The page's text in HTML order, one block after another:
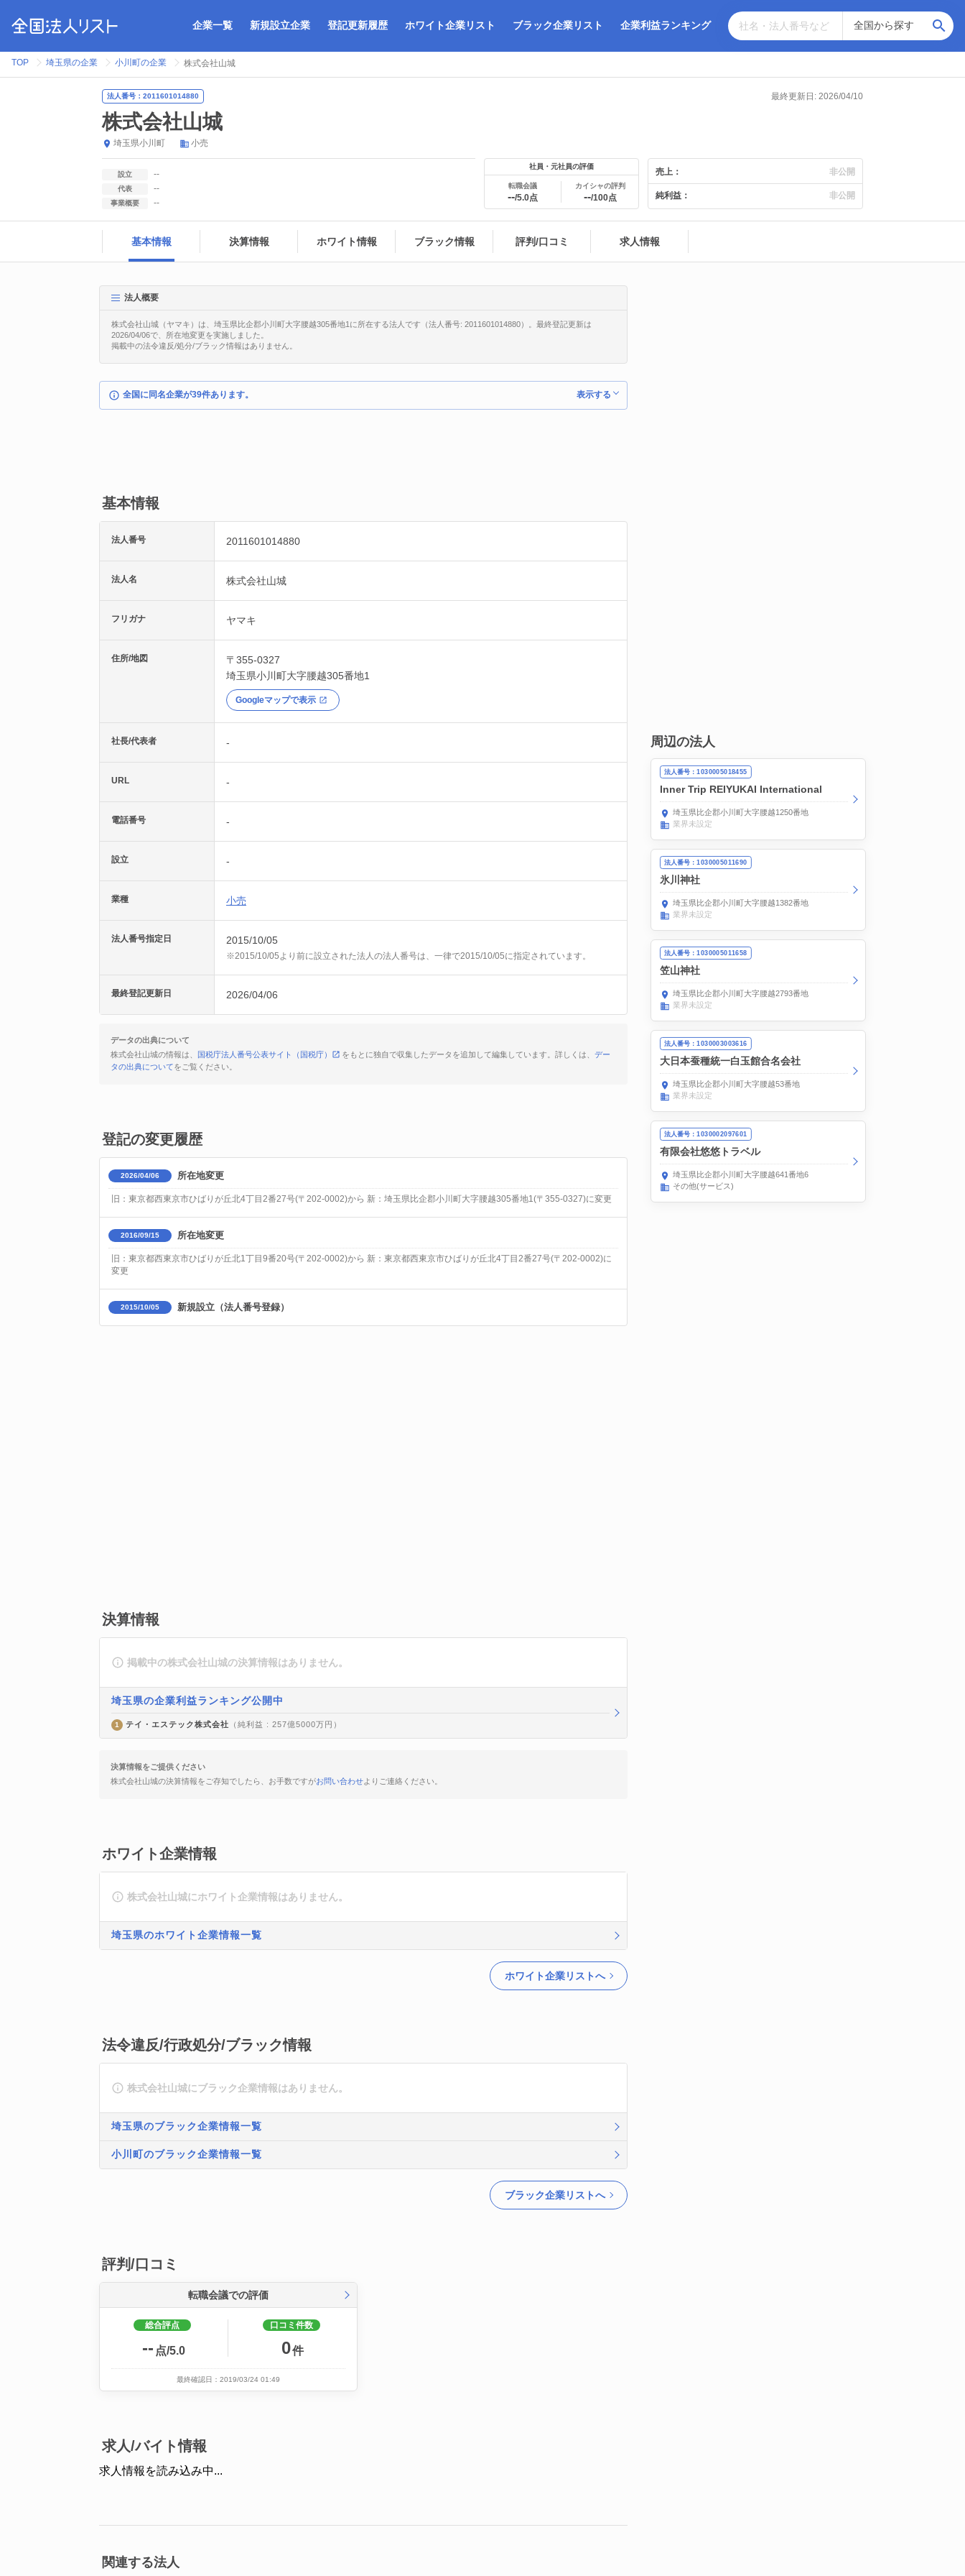
企業一覧 新規設立企業 登記更新履歴 ホワイト企業リスト ブラック企業リスト 企業利益ランキング
TOP 埼玉県の企業 小川町の企業 株式会社山城
法人番号：2011601014880 最終更新日: 2026/04/10
株式会社山城
埼玉県小川町 小売
設立 --
代表 --
事業概要 --
社員・元社員の評価
転職会議
--/5.0点
カイシャの評判
--/100点
売上： 非公開
純利益： 非公開
基本情報 決算情報 ホワイト情報 ブラック情報 評判/口コミ 求人情報
法人概要
株式会社山城（ヤマキ）は、埼玉県比企郡小川町大字腰越305番地1に所在する法人です（法人番号: 2011601014880）。最終登記更新は
2026/04/06で、所在地変更を実施しました。
掲載中の法令違反/処分/ブラック情報はありません。
全国に同名企業が39件あります。 表示する
基本情報
法人番号 2011601014880
法人名 株式会社山城
フリガナ ヤマキ
住所/地図
〒355-0327
埼玉県小川町大字腰越305番地1
Googleマップで表示
社長/代表者 -
URL -
電話番号 -
設立 -
業種 小売
法人番号指定日 2015/10/05
※2015/10/05より前に設立された法人の法人番号は、一律で2015/10/05に指定されています。
最終登記更新日 2026/04/06
データの出典について
株式会社山城の情報は、
国税庁法人番号公表サイト（国税庁） をもとに独自で収集したデータを追加して編集しています。詳しくは、 デー
タの出典についてをご覧ください。
登記の変更履歴
2026/04/06 所在地変更
旧：東京都西東京市ひばりが丘北4丁目2番27号(〒202-0002)から 新：埼玉県比企郡小川町大字腰越305番地1(〒355-0327)に変更
2016/09/15 所在地変更
旧：東京都西東京市ひばりが丘北1丁目9番20号(〒202-0002)から 新：東京都西東京市ひばりが丘北4丁目2番27号(〒202-0002)に
変更
2015/10/05 新規設立（法人番号登録）
決算情報
掲載中の株式会社山城の決算情報はありません。
埼玉県の企業利益ランキング公開中
1 テイ・エステック株式会社 （純利益 : 257億5000万円）
決算情報をご提供ください
株式会社山城の決算情報をご存知でしたら、お手数ですがお問い合わせよりご連絡ください。
ホワイト企業情報
株式会社山城にホワイト企業情報はありません。
埼玉県のホワイト企業情報一覧
ホワイト企業リストへ
法令違反/行政処分/ブラック情報
株式会社山城にブラック企業情報はありません。
埼玉県のブラック企業情報一覧
小川町のブラック企業情報一覧
ブラック企業リストへ
評判/口コミ
転職会議での評価
総合評点
-- 点/5.0
口コミ件数
0件
最終確認日：2019/03/24 01:49
求人/バイト情報
求人情報を読み込み中...
関連する法人
周辺の法人
法人番号：1030005018455
Inner Trip REIYUKAI International
埼玉県比企郡小川町大字腰越1250番地
業界未設定
法人番号：1030005011690
氷川神社
埼玉県比企郡小川町大字腰越1382番地
業界未設定
法人番号：1030005011658
笠山神社
埼玉県比企郡小川町大字腰越2793番地
業界未設定
法人番号：1030003003616
大日本蚕種統一白玉館合名会社
埼玉県比企郡小川町大字腰越53番地
業界未設定
法人番号：1030002097601
有限会社悠悠トラベル
埼玉県比企郡小川町大字腰越641番地6
その他(サービス)